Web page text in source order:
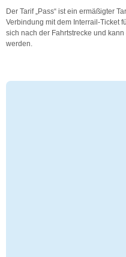
Der Tarif „Pass“ ist ein ermäßigter
Verbindung mit dem Interrail-Ticket
sich nach der Fahrtstrecke und
werden.